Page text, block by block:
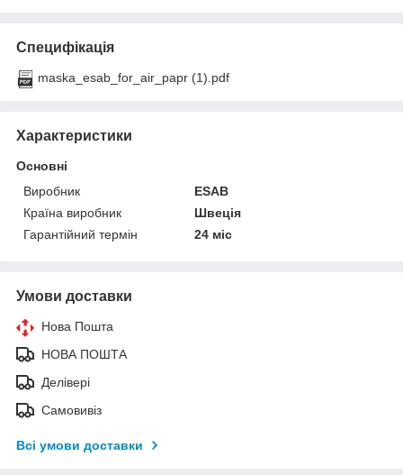
Специфікація
maska_esab_for_air_papr (1).pdf
Характеристики
Основні
Виробник
ESAB
Країна виробник
Швеція
Гарантійний термін
24 міс
Умови доставки
Нова Пошта
НОВА ПОШТА
Делівері
Самовивіз
Всі умови доставки